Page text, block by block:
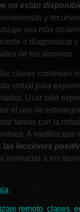
no están
y
sea más
a diagnosticar
de los alumnos.
clases continúen
virtual para
Usar solo
el uso de
tareas con la
A medida que
las lecciones
involucrar a los
remoto, clases,